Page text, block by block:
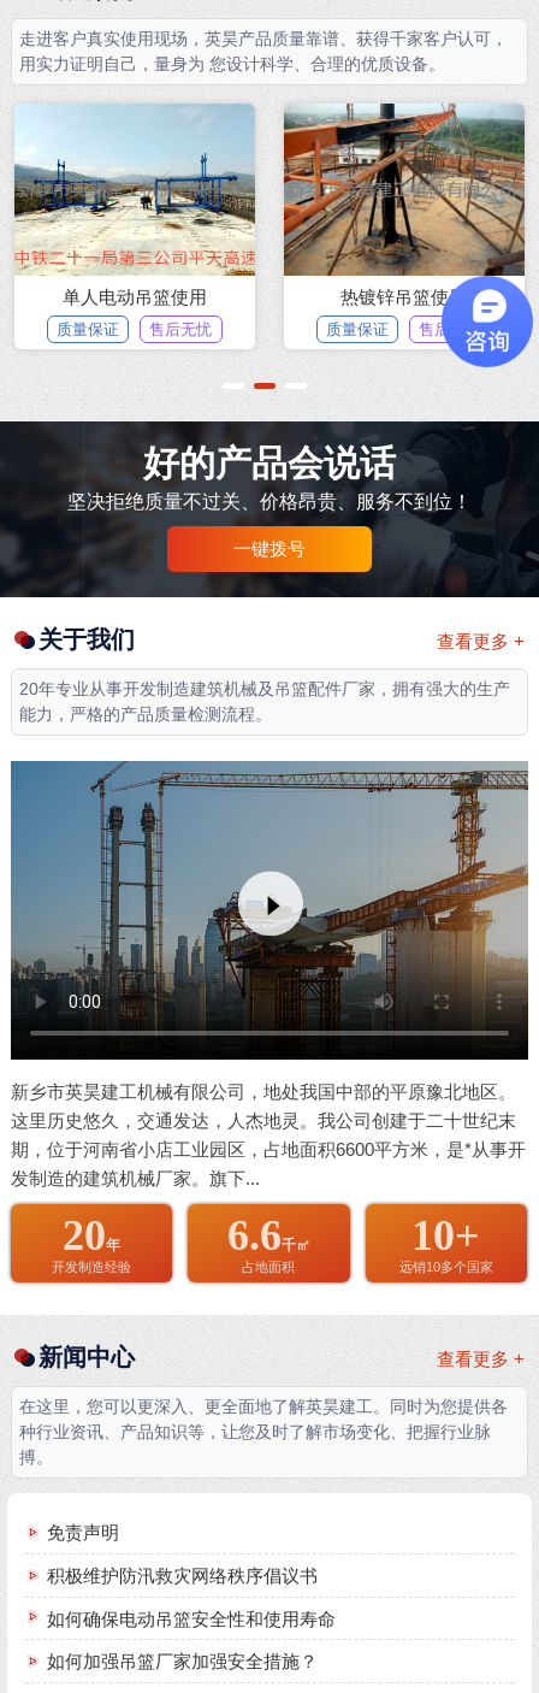
走进客户真实使用现场，英昊产品质量靠谱、获得千家客户认可，
用实力证明自己，量身为 您设计科学、合理的优质设备。
单人电动吊篮使用
质量保证 售后无忧
热镀锌吊篮使用
质量保证 售后无忧
1 2 3
好的产品会说话
坚决拒绝质量不过关、价格昂贵、服务不到位！
一键拨号
查看更多 +
关于我们
20年专业从事开发制造建筑机械及吊篮配件厂家，拥有强大的生产
能力，严格的产品质量检测流程。
新乡市英昊建工机械有限公司，地处我国中部的平原豫北地区。
这里历史悠久，交通发达，人杰地灵。我公司创建于二十世纪末
期，位于河南省小店工业园区，占地面积6600平方米，是*从事开
发制造的建筑机械厂家。旗下...
20年
开发制造经验
6.6千㎡
占地面积
10+
远销10多个国家
查看更多 +
新闻中心
在这里，您可以更深入、更全面地了解英昊建工。同时为您提供各
种行业资讯、产品知识等，让您及时了解市场变化、把握行业脉
搏。
免责声明
积极维护防汛救灾网络秩序倡议书
如何确保电动吊篮安全性和使用寿命
如何加强吊篮厂家加强安全措施？